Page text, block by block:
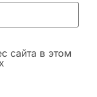
сайта в этом